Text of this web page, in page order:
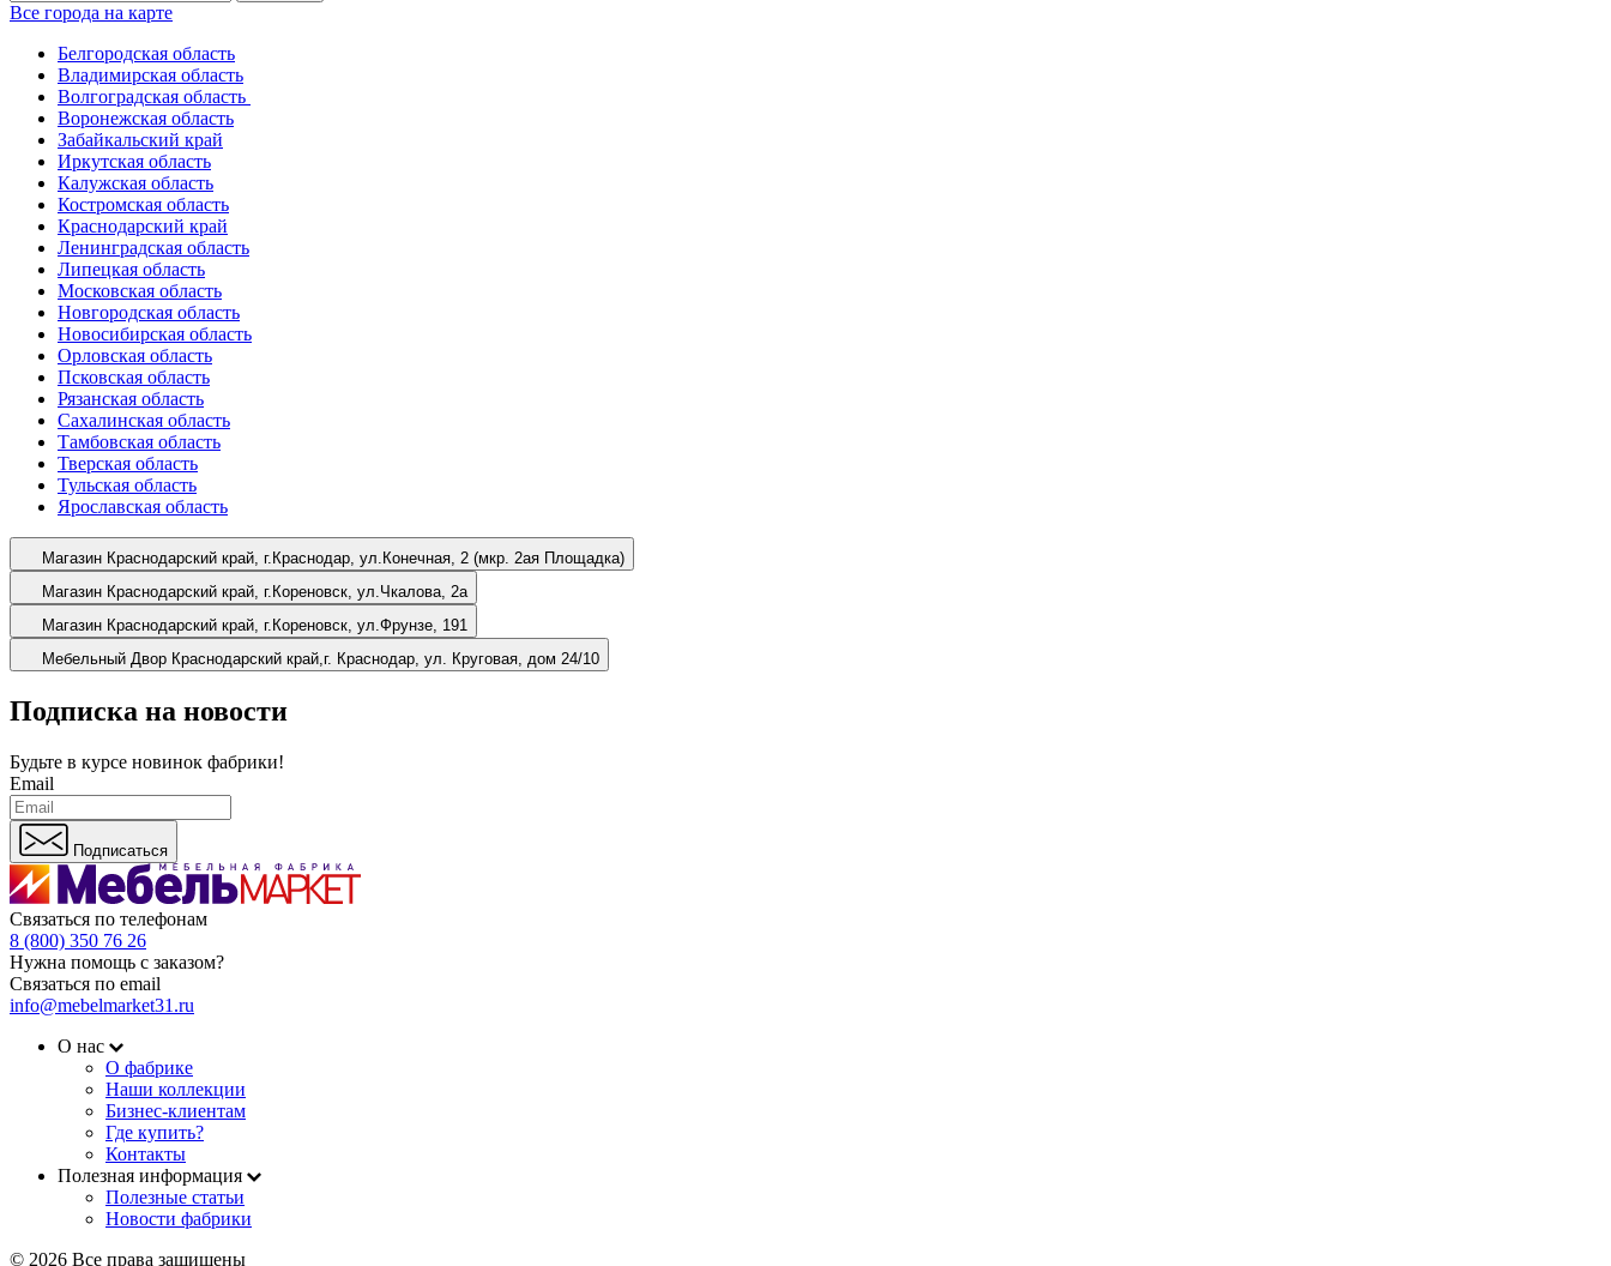
Все города на карте
Белгородская область
Владимирская область
Волгоградская область
Воронежская область
Забайкальский край
Иркутская область
Калужская область
Костромская область
Краснодарский край
Ленинградская область
Липецкая область
Московская область
Новгородская область
Новосибирская область
Орловская область
Псковская область
Рязанская область
Сахалинская область
Тамбовская область
Тверская область
Тульская область
Ярославская область
Магазин Краснодарский край, г.Краснодар, ул.Конечная, 2 (мкр. 2ая Площадка)
Магазин Краснодарский край, г.Кореновск, ул.Чкалова, 2а
Магазин Краснодарский край, г.Кореновск, ул.Фрунзе, 191
Мебельный Двор Краснодарский край,г. Краснодар, ул. Круговая, дом 24/10
Подписка на новости
Будьте в курсе новинок фабрики!
Email
Подписаться
Связаться по телефонам
8 (800) 350 76 26
Нужна помощь с заказом?
Связаться по email
info@mebelmarket31.ru
О нас
О фабрике
Наши коллекции
Бизнес-клиентам
Где купить?
Контакты
Полезная информация
Полезные статьи
Новости фабрики
© 2026 Все права защищены